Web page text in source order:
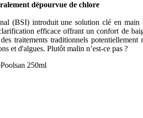
dépourvue de chlore
(BSI) introduit une solution clé en
efficace offrant un confort de
traitements traditionnels
et d'algues. Plutôt malin n’est-ce pas ?